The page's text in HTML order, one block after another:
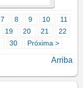
7 8 9 10
11
19 20 21
22
30 Próxima >
Arriba